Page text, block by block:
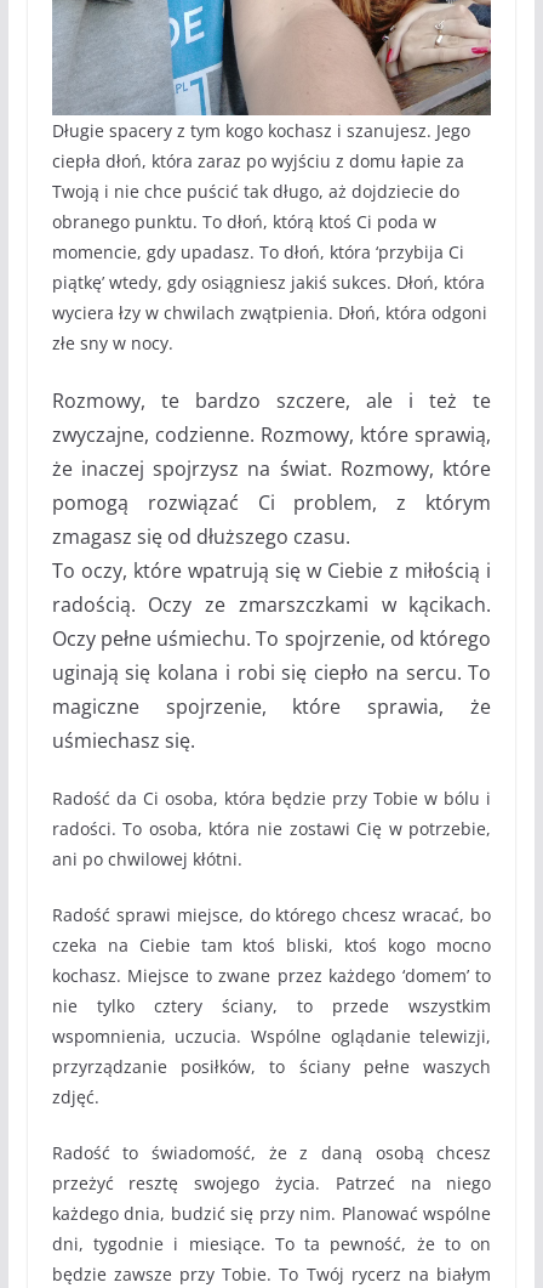
Długie spacery z tym kogo kochasz i szanujesz. Jego
ciepła dłoń, która zaraz po wyjściu z domu łapie za
Twoją i nie chce puścić tak długo, aż dojdziecie do
obranego punktu. To dłoń, którą ktoś Ci poda w
momencie, gdy upadasz. To dłoń, która ‘przybija Ci
piątkę’ wtedy, gdy osiągniesz jakiś sukces. Dłoń, która
wyciera łzy w chwilach zwątpienia. Dłoń, która odgoni
złe sny w nocy.
Rozmowy, te bardzo szczere, ale i też te
zwyczajne, codzienne. Rozmowy, które sprawią,
że inaczej spojrzysz na świat. Rozmowy, które
pomogą rozwiązać Ci problem, z którym
zmagasz się od dłuższego czasu.
To oczy, które wpatrują się w Ciebie z miłością i
radością. Oczy ze zmarszczkami w kącikach.
Oczy pełne uśmiechu. To spojrzenie, od którego
uginają się kolana i robi się ciepło na sercu. To
magiczne spojrzenie, które sprawia, że
uśmiechasz się.
Radość da Ci osoba, która będzie przy Tobie w bólu i
radości. To osoba, która nie zostawi Cię w potrzebie,
ani po chwilowej kłótni.
Radość sprawi miejsce, do którego chcesz wracać, bo
czeka na Ciebie tam ktoś bliski, ktoś kogo mocno
kochasz. Miejsce to zwane przez każdego ‘domem’ to
nie tylko cztery ściany, to przede wszystkim
wspomnienia, uczucia. Wspólne oglądanie telewizji,
przyrządzanie posiłków, to ściany pełne waszych
zdjęć.
Radość to świadomość, że z daną osobą chcesz
przeżyć resztę swojego życia. Patrzeć na niego
każdego dnia, budzić się przy nim. Planować wspólne
dni, tygodnie i miesiące. To ta pewność, że to on
będzie zawsze przy Tobie. To Twój rycerz na białym